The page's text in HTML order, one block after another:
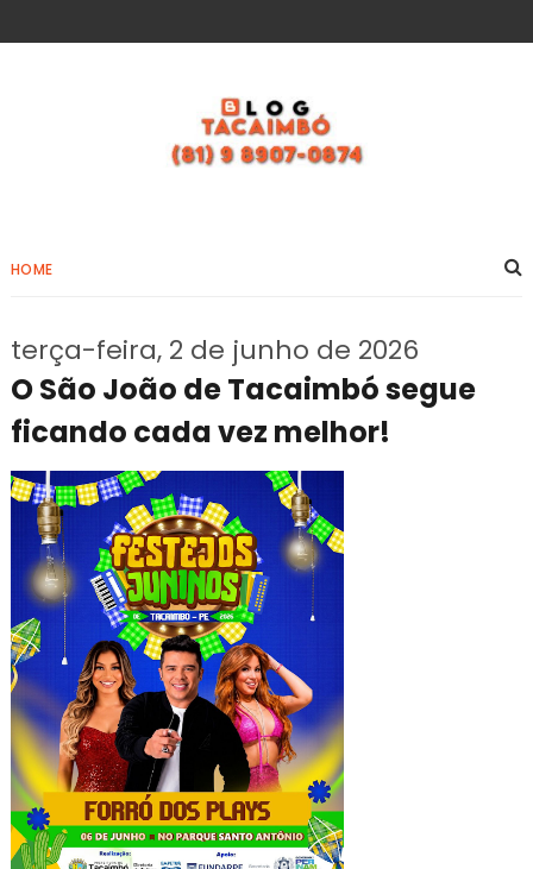
HOME
terça-feira, 2 de junho de 2026
O São João de Tacaimbó segue
ficando cada vez melhor!